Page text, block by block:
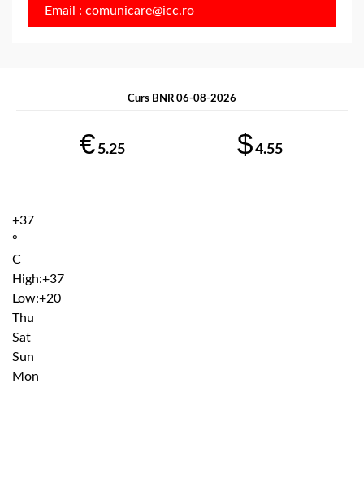
Email : comunicare@icc.ro
Curs BNR 06-08-2026
€ 5.25 $4.55
+37
°
C
High:+37
Low:+20
Thu
Sat
Sun
Mon